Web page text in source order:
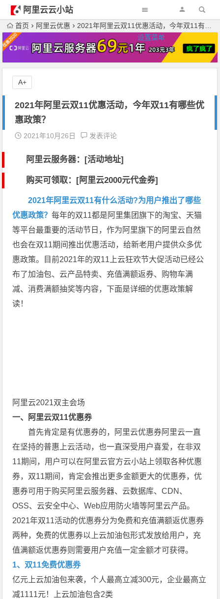
阿里云云小站
设置菜单
首页 阿里云优惠 2021年阿里云双11优惠活动，今年双11有哪些优惠政策？
2021年阿里云双11优惠活动，今年双11有哪些优
惠政策？
2021年10月26日 发表评论
阿里云服务器：[活动地址]
购买可领取：[阿里云2000元代金券]
2021年阿里云双11有什么活动?为用户推出了哪些
优惠政策？每年的双11都是阿里集团旗下的淘宝、天猫
等平台最重要的活动节日，作为阿里旗下的阿里云自然
也会在双11期间推出优惠活动，给新老用户提供众多优
惠政策。目前2021年的双11上云狂欢节大促活动已经公
布了加油包、云产品特卖、充值满额返券、购物车满
减、消费满额抽奖等内容，下面是详细的优惠政策解
读！
阿里云2021双主会场
一、阿里云双11优惠券
首先肯定是有优惠券的，阿里云优惠券阿里云一直
在坚持的普惠上云活动，也一直深受用户喜爱，在非双
11期间，用户可以在阿里云官方云小站上领取各种优惠
券，双11期间，肯定会推出更多金额更大的优惠券，优
惠券可用于购买阿里云服务器、云数据库、CDN、
OSS、云安全中心、Web应用防火墙等阿里云产品。
2021年双11活动的优惠券分为免费和充值满额返优惠券
两种，免费的优惠券以上云加油包形式发放给用户，充
值满额返优惠券则需要用户充值一定金额才可获得。
1、双11免费优惠券
亿元上云加油包来袭，个人最高立减300元，企业最高立
减1111元！上云加油包含2类
A+